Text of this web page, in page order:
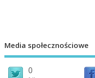
Media społecznościowe
0